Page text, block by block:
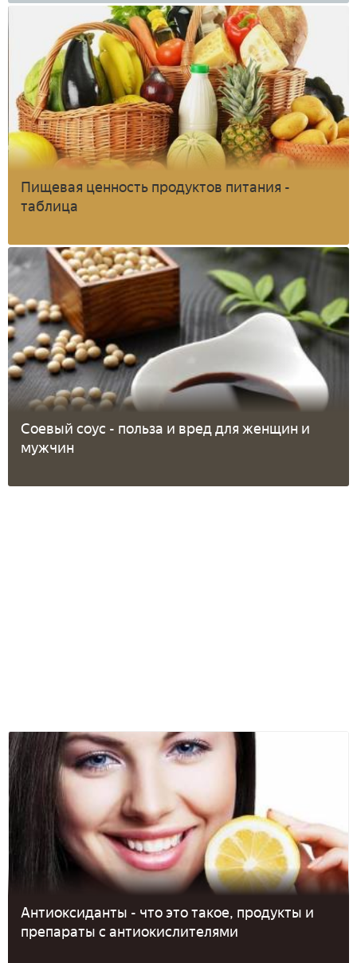
Пищевая ценность продуктов питания -
таблица
Соевый соус - польза и вред для женщин и
мужчин
Антиоксиданты - что это такое, продукты и
препараты с антиокислителями